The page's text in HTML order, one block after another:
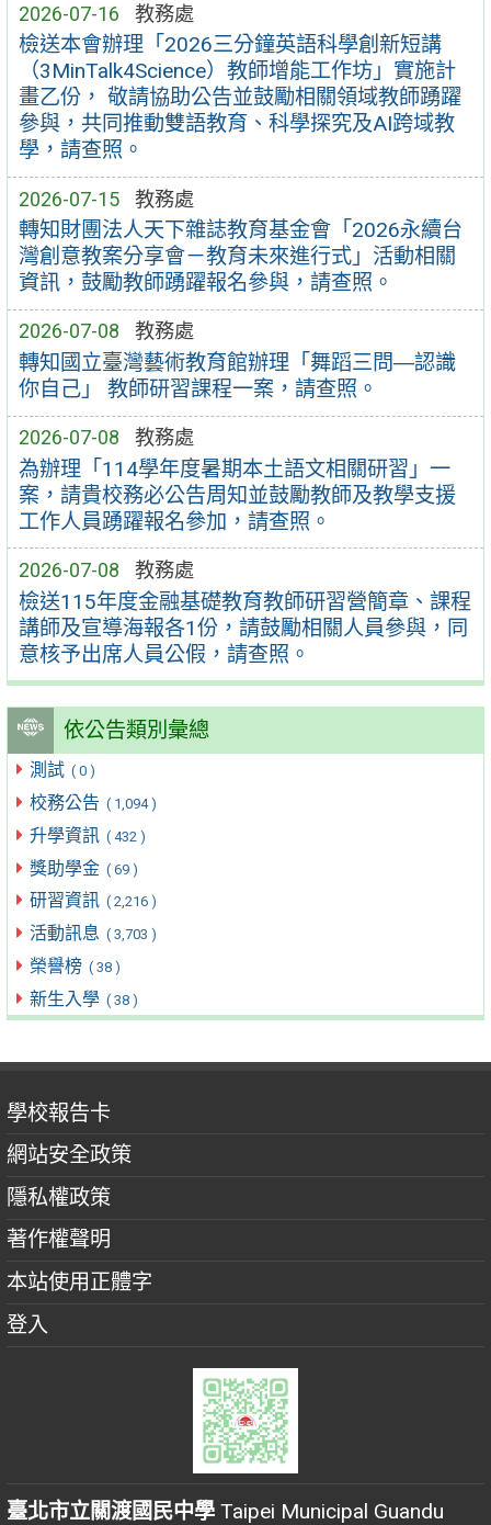
2026-07-16 教務處
檢送本會辦理「2026三分鐘英語科學創新短講
（3MinTalk4Science）教師增能工作坊」實施計
畫乙份， 敬請協助公告並鼓勵相關領域教師踴躍
參與，共同推動雙語教育、科學探究及AI跨域教
學，請查照。
2026-07-15 教務處
轉知財團法人天下雜誌教育基金會「2026永續台
灣創意教案分享會－教育未來進行式」活動相關
資訊，鼓勵教師踴躍報名參與，請查照。
2026-07-08 教務處
轉知國立臺灣藝術教育館辦理「舞蹈三問―認識
你自己」 教師研習課程一案，請查照。
2026-07-08 教務處
為辦理「114學年度暑期本土語文相關研習」一
案，請貴校務必公告周知並鼓勵教師及教學支援
工作人員踴躍報名參加，請查照。
2026-07-08 教務處
檢送115年度金融基礎教育教師研習營簡章、課程
講師及宣導海報各1份，請鼓勵相關人員參與，同
意核予出席人員公假，請查照。
依公告類別彙總
測試 ( 0 )
校務公告 ( 1,094 )
升學資訊 ( 432 )
獎助學金 ( 69 )
研習資訊 ( 2,216 )
活動訊息 ( 3,703 )
榮譽榜 ( 38 )
新生入學 ( 38 )
學校報告卡
網站安全政策
隱私權政策
著作權聲明
本站使用正體字
登入
臺北市立關渡國民中學 Taipei Municipal Guandu